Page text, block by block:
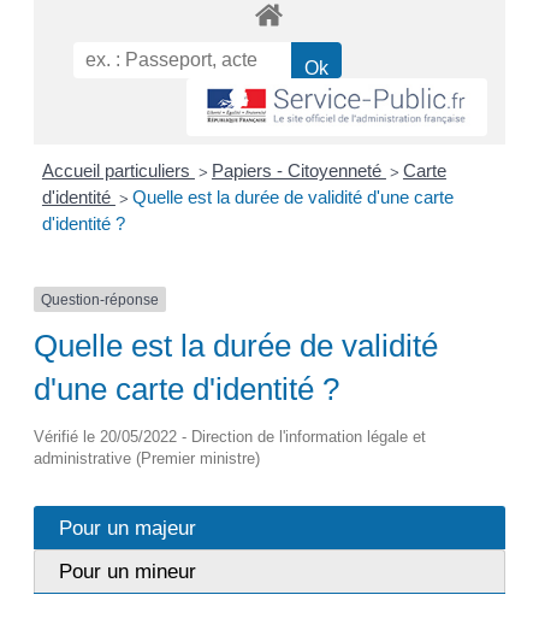
Accueil particuliers > Papiers - Citoyenneté > Carte
d'identité > Quelle est la durée de validité d'une carte
d'identité ?
Question-réponse
Quelle est la durée de validité
d'une carte d'identité ?
Vérifié le 20/05/2022 - Direction de l'information légale et
administrative (Premier ministre)
Pour un majeur
Pour un mineur